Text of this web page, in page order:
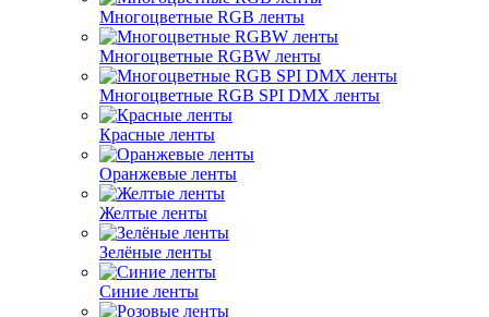
Многоцветные RGB ленты
Многоцветные RGBW ленты
Многоцветные RGB SPI DMX ленты
Красные ленты
Оранжевые ленты
Желтые ленты
Зелёные ленты
Синие ленты